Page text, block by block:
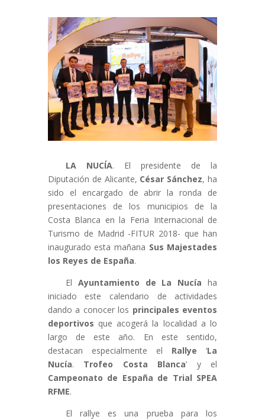
LA NUCÍA. El presidente de la
Diputación de Alicante, César Sánchez, ha
sido el encargado de abrir la ronda de
presentaciones de los municipios de la
Costa Blanca en la Feria Internacional de
Turismo de Madrid -FITUR 2018- que han
inaugurado esta mañana Sus Majestades
los Reyes de España.
El Ayuntamiento de La Nucía ha
iniciado este calendario de actividades
dando a conocer los principales eventos
deportivos que acogerá la localidad a lo
largo de este año. En este sentido,
destacan especialmente el Rallye‘La
Nucía. Trofeo Costa Blanca’ y el
Campeonato de España de Trial SPEA
RFME.
El rallye es una prueba para los